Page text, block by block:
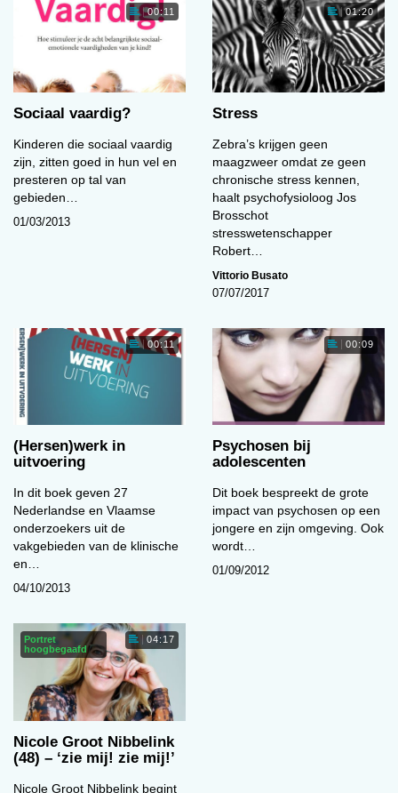
00:11
Sociaal vaardig?
Kinderen die sociaal vaardig
zijn, zitten goed in hun vel en
presteren op tal van
gebieden…
01/03/2013
01:20
Stress
Zebra’s krijgen geen
maagzweer omdat ze geen
chronische stress kennen,
haalt psychofysioloog Jos
Brosschot
stresswetenschapper
Robert…
Vittorio Busato
07/07/2017
00:11
(Hersen)werk in
uitvoering
In dit boek geven 27
Nederlandse en Vlaamse
onderzoekers uit de
vakgebieden van de klinische
en…
04/10/2013
00:09
Psychosen bij
adolescenten
Dit boek bespreekt de grote
impact van psychosen op een
jongere en zijn omgeving. Ook
wordt…
01/09/2012
Portret
hoogbegaafd
04:17
Nicole Groot Nibbelink
(48) – ‘zie mij! zie mij!’
Nicole Groot Nibbelink begint